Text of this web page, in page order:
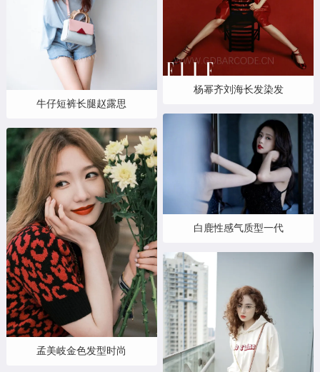
牛仔短裤长腿赵露思
孟美岐金色发型时尚
杨幂齐刘海长发染发
白鹿性感气质型一代